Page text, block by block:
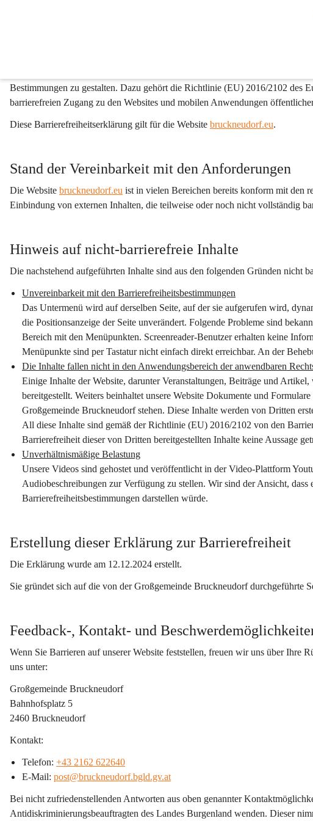
Die Großgemeinde Bruckneudorf setzt sich gemeinsam mit ihrem
ein. Dabei orientiert man sich an den
Bestimmungen zu gestalten. Dazu gehört die Richtlinie (EU) 2016/2102 des
barrierefreien Zugang zu den Websites und mobilen Anwendungen
Diese Barrierefreiheitserklärung gilt für die Website bruckneudorf.eu.
Stand der Vereinbarkeit mit den Anforderungen
Die Website bruckneudorf.eu ist in vielen Bereichen bereits konform mit den
Einbindung von externen Inhalten, die teilweise oder noch nicht vollständig
Hinweis auf nicht-barrierefreie Inhalte
Die nachstehend aufgeführten Inhalte sind aus den folgenden Gründen nicht
Unvereinbarkeit mit den Barrierefreiheitsbestimmungen
Das Untermenü wird auf derselben Seite, auf der sie aufgerufen wird,
die Positionsanzeige der Seite unverändert. Folgende Probleme sind
Bereich mit den Menüpunkten. Screenreader-Benutzer erhalten keine
Menüpunkte sind per Tastatur nicht einfach direkt erreichbar. An der
Die Inhalte fallen nicht in den Anwendungsbereich der anwendbaren
Einige Inhalte der Website, darunter Veranstaltungen, Beiträge und
bereitgestellt. Weiters beinhaltet unsere Website Dokumente und
Großgemeinde Bruckneudorf stehen. Diese Inhalte werden von Dritten
All diese Inhalte sind gemäß der Richtlinie (EU) 2016/2102 von den
Barrierefreiheit dieser von Dritten bereitgestellten Inhalte keine Aussage
Unverhältnismäßige Belastung
Unsere Videos sind gehostet und veröffentlicht in der Video-Plattform
Audiobeschreibungen zur Verfügung zu stellen. Wir sind der Ansicht,
Barrierefreiheitsbestimmungen darstellen würde.
Erstellung dieser Erklärung zur Barrierefreiheit
Die Erklärung wurde am 12.12.2024 erstellt.
Sie gründet sich auf die von der Großgemeinde Bruckneudorf durchgeführte
Feedback-, Kontakt- und
Wenn Sie Barrieren auf unserer Website feststellen, freuen wir uns über Ihre
uns unter:
Großgemeinde Bruckneudorf
Bahnhofsplatz 5
2460 Bruckneudorf
Kontakt:
Telefon: +43 2162 622640
E-Mail: post@bruckneudorf.bgld.gv.at
Bei nicht zufriedenstellenden Antworten aus oben genannter
Antidiskriminierungsbeauftragten des Landes Burgenland wenden. Dieser